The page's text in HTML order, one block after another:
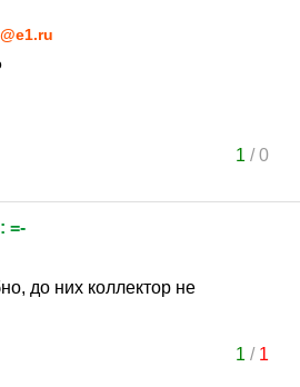
1 /0
=-
до них коллектор не
1 / 1